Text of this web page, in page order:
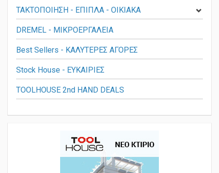
ΤΑΚΤΟΠΟΙΗΣΗ - ΕΠΙΠΛΑ - ΟΙΚΙΑΚΑ
DREMEL - ΜΙΚΡΟΕΡΓΑΛΕΙΑ
Best Sellers - ΚΑΛΥΤΕΡΕΣ ΑΓΟΡΕΣ
Stock House - ΕΥΚΑΙΡΙΕΣ
TOOLHOUSE 2nd HAND DEALS